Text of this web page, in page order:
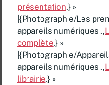
présentation.} »
|{Photographie/Les
appareils numériques .,
complète.} »
|{Photographie/
appareils numériques .,
librairie.} »